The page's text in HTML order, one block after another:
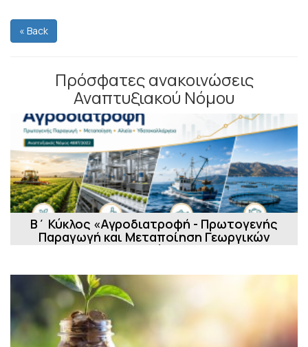
« Back
Πρόσφατες ανακοινώσεις
Αναπτυξιακού Νόμου
Β΄ Κύκλος «Αγροδιατροφή - Πρωτογενής
Παραγωγή και Μεταποίηση Γεωργικών
Προϊόν...